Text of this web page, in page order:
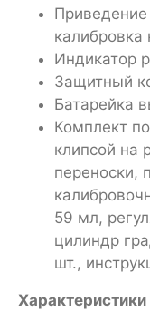
Индикатор
Защитный
Батарейка
Комплект
клипсой на
переноски,
59 мл,
цилиндр
шт.,